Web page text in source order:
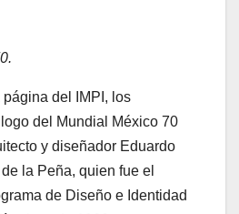
del IMPI, los
del Mundial México 70
y diseñador Eduardo
la Peña, quien fue el
de Diseño e Identidad